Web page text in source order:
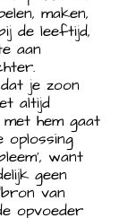
maken,
de leeftijd,
aan
je zoon
altijd
hem gaat
oplossing
want
geen
van
opvoeder